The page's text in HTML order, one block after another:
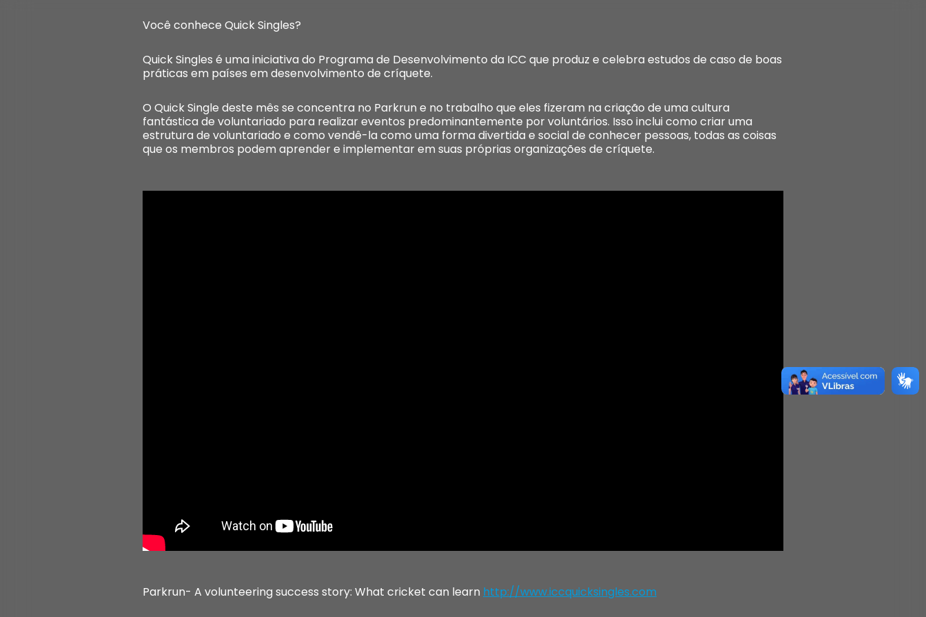
Você conhece Quick Singles?
Quick Singles é uma iniciativa do Programa de Desenvolvimento da ICC que produz e celebra estudos de caso de boas
práticas em países em desenvolvimento de críquete.
O Quick Single deste mês se concentra no Parkrun e no trabalho que eles fizeram na criação de uma cultura
fantástica de voluntariado para realizar eventos predominantemente por voluntários. Isso inclui como criar uma
estrutura de voluntariado e como vendê-la como uma forma divertida e social de conhecer pessoas, todas as coisas
que os membros podem aprender e implementar em suas próprias organizações de críquete.
Parkrun- A volunteering success story: What cricket can learn http://www.iccquicksingles.com